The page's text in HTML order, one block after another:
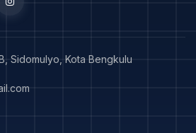
Sidomulyo, Kota Bengkulu